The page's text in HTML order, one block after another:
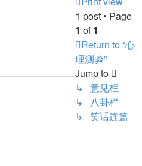
1 post • Page
1 of1
Return to “心
理测验”
Jump to
↳ 意见栏
↳ 八卦栏
↳ 笑话连篇